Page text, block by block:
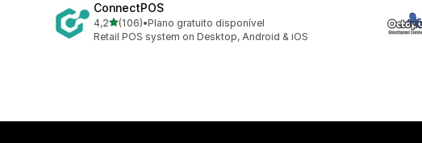
ConnectPOS
4,2de 5 estrelas
(106)
106 total de avaliações
•Plano gratuito disponível
Retail POS system on Desktop, Android & iOS